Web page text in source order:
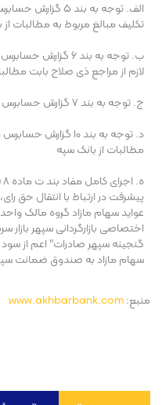
الف. توجه به بند
تکلیف مبالغ مربوط به مطالبات از
ب. توجه به بند ۶
لازم از مراجع ذی صلاح بابت
ج. توجه به بند ۷ گزارش حسابرس در خصوص بدهی‌های مالیاتی
د. توجه به بند ۱۰
مطالبات از بانک سپه
پیشرفت در ارتباط با انتقال حق
عواید سهام مازاد گروه مالک
اختصاصی بازارگردانی سپهر
گنجینه سپهر صادرات" اعم از سود
سهام مازاد به صندوق ضمانت
منبع:www.akhbarbank.com